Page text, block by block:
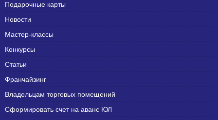
Подарочные карты
Новости
Мастер-классы
Конкурсы
Статьи
Франчайзинг
Владельцам торговых помещений
Сформировать счет на аванс ЮЛ